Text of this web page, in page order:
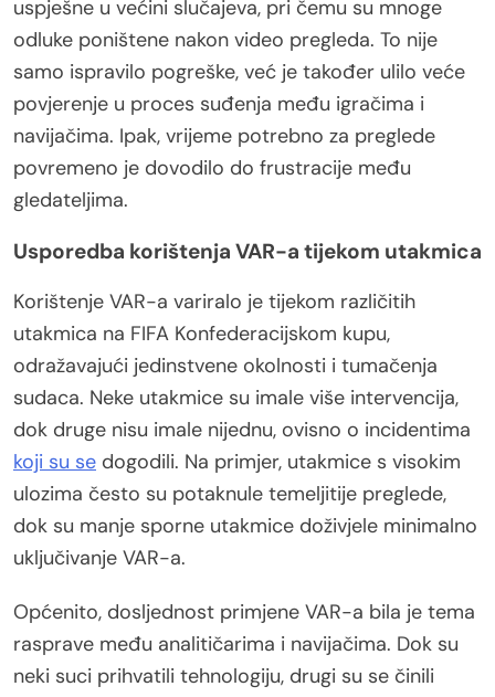
uspješne u većini slučajeva, pri čemu su mnoge
odluke poništene nakon video pregleda. To nije
samo ispravilo pogreške, već je također ulilo veće
povjerenje u proces suđenja među igračima i
navijačima. Ipak, vrijeme potrebno za preglede
povremeno je dovodilo do frustracije među
gledateljima.
Usporedba korištenja VAR-a tijekom utakmica
Korištenje VAR-a variralo je tijekom različitih
utakmica na FIFA Konfederacijskom kupu,
odražavajući jedinstvene okolnosti i tumačenja
sudaca. Neke utakmice su imale više intervencija,
dok druge nisu imale nijednu, ovisno o incidentima
koji su se dogodili. Na primjer, utakmice s visokim
ulozima često su potaknule temeljitije preglede,
dok su manje sporne utakmice doživjele minimalno
uključivanje VAR-a.
Općenito, dosljednost primjene VAR-a bila je tema
rasprave među analitičarima i navijačima. Dok su
neki suci prihvatili tehnologiju, drugi su se činili